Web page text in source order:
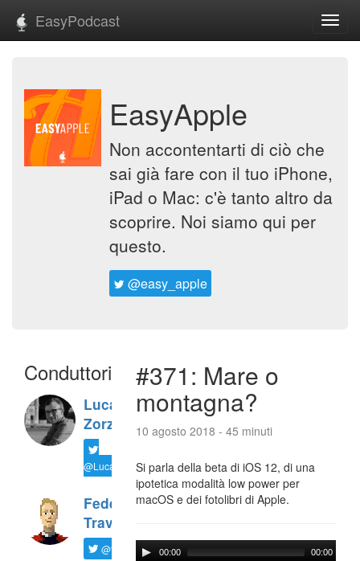
EasyPodcast
EasyApple
Non accontentarti di ciò che
sai già fare con il tuo iPhone,
iPad o Mac: c'è tanto altro da
scoprire. Noi siamo qui per
questo.
@easy_apple
Conduttori
Luca
Zorzi
@LucaTNT
Federico
Travaini
@ftrava
#371: Mare o
montagna?
10 agosto 2018 - 45 minuti
Si parla della beta di iOS 12, di una
ipotetica modalità low power per
macOS e dei fotolibri di Apple.
00:00 00:00